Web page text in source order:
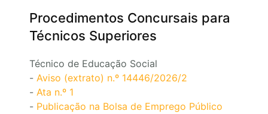
Procedimentos Concursais para
Técnicos Superiores
Técnico de Educação Social
- Aviso (extrato) n.º 14446/2026/2
- Ata n.º 1
- Publicação na Bolsa de Emprego Público